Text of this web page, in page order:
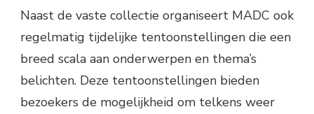
Naast de vaste collectie organiseert MADC ook
regelmatig tijdelijke tentoonstellingen die een
breed scala aan onderwerpen en thema’s
belichten. Deze tentoonstellingen bieden
bezoekers de mogelijkheid om telkens weer